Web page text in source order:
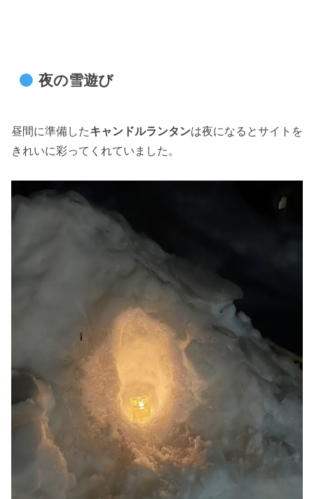
夜の雪遊び
昼間に準備したキャンドルランタンは夜になるとサイトを
きれいに彩ってくれていました。